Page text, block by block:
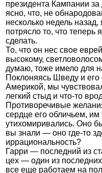
президента Кампании
ясно, что, не
несколько недель
потрясло то, что теперь
сделать.
То, что он нес свое
высокому,
думаю, тоже имело для
Поклоняясь Шведу и
Америкой, мы
легкий стыд и что-то
Противоречивые
сердце его обличьем,
утихомиривались. Оно
вы знали — оно где-то
иррациональность?
Гарри — последний из
цех — один из
все еще работаем на